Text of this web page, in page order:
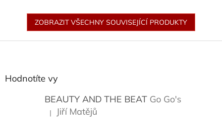
ZOBRAZIT VŠECHNY SOUVISEJÍCÍ PRODUKTY
Hodnotíte vy
BEAUTY AND THE BEAT Go Go's
Hodnocení produktu je 5 z 5 hvězdiček.
| Jiří Matějů